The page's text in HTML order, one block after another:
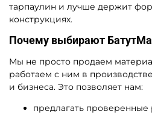
тарпаулин и лучше держит
конструкциях.
Почему выбирают
Мы не просто продаем
работаем с ним в
и бизнеса. Это позволяет нам:
предлагать